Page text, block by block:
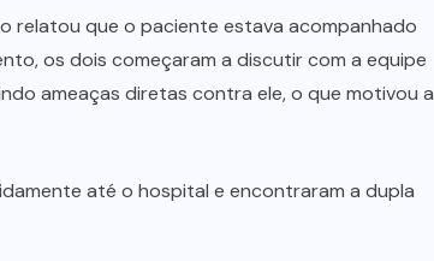
relatou que o paciente estava acompanhado
os dois começaram a discutir com a equipe
ameaças diretas contra ele, o que motivou a
até o hospital e encontraram a dupla